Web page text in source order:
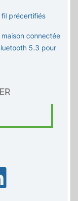
fil précertifiés
connectée
5.3 pour